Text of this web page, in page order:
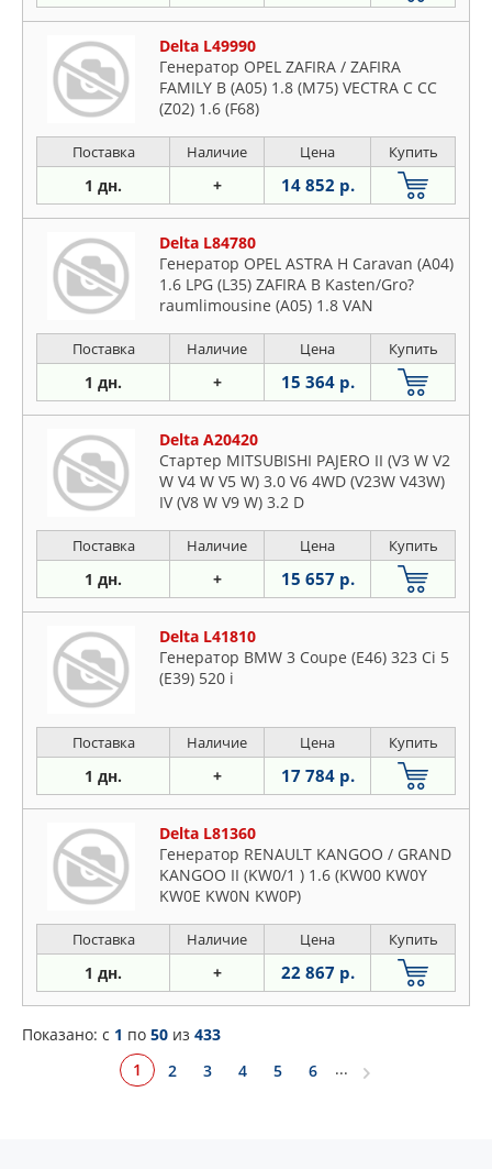
Delta L49990
Генератор OPEL ZAFIRA / ZAFIRA
FAMILY B (A05) 1.8 (M75) VECTRA C CC
(Z02) 1.6 (F68)
Поставка Наличие Цена Купить
1 дн. + 14 852 р.
Delta L84780
Генератор OPEL ASTRA H Caravan (A04)
1.6 LPG (L35) ZAFIRA B Kasten/Gro?
raumlimousine (A05) 1.8 VAN
Поставка Наличие Цена Купить
1 дн. + 15 364 р.
Delta A20420
Стартер MITSUBISHI PAJERO II (V3 W V2
W V4 W V5 W) 3.0 V6 4WD (V23W V43W)
IV (V8 W V9 W) 3.2 D
Поставка Наличие Цена Купить
1 дн. + 15 657 р.
Delta L41810
Генератор BMW 3 Coupe (E46) 323 Ci 5
(E39) 520 i
Поставка Наличие Цена Купить
1 дн. + 17 784 р.
Delta L81360
Генератор RENAULT KANGOO / GRAND
KANGOO II (KW0/1 ) 1.6 (KW00 KW0Y
KW0E KW0N KW0P)
Поставка Наличие Цена Купить
1 дн. + 22 867 р.
Показано: c 1 по 50 из 433
1
2 3 4 5 6 ...